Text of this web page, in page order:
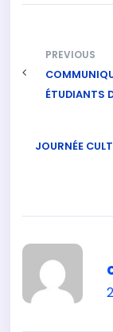
PREVIOUS
ÉTUDIANTS
JOURNÉE